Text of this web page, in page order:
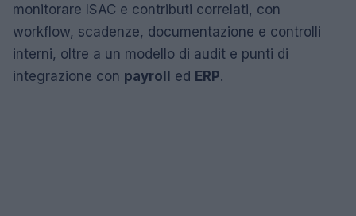
monitorare ISAC e contributi correlati, con
workflow, scadenze, documentazione e controlli
interni, oltre a un modello di audit e punti di
integrazione con payroll ed ERP.